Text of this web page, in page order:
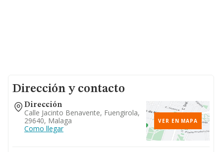
Dirección y contacto
Dirección
Calle Jacinto Benavente, Fuengirola,
29640, Malaga
Como llegar
VER EN MAPA